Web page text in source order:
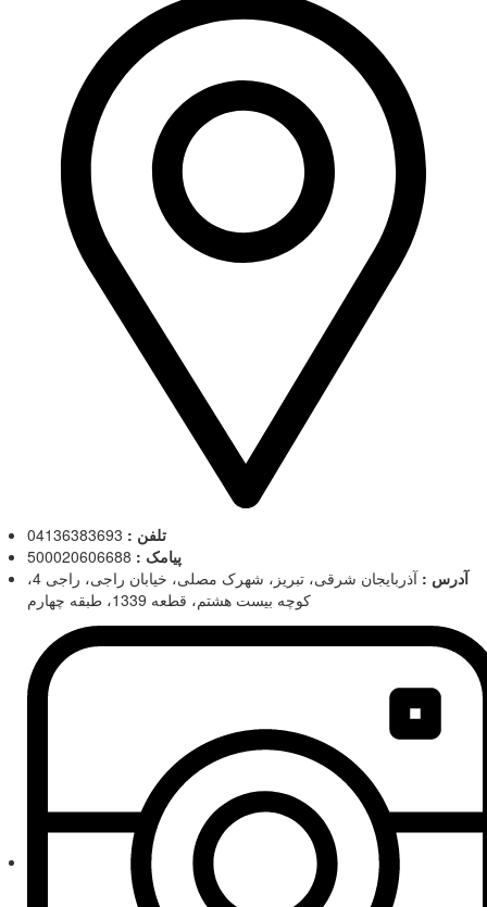
تلفن :
پیامک :
آدرس :
آذربایجان شرقی، تبریز، شهرک مصلی، خیابان راجی، راجی 4،
کوچه بیست هشتم، قطعه 1339، طبقه چهارم